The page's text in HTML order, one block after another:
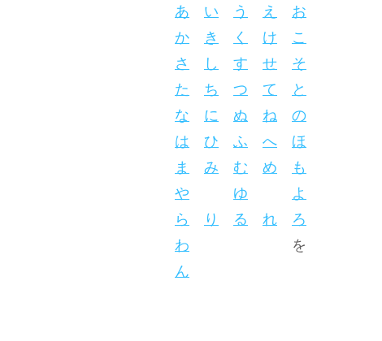
あ い う え お
か き く け こ
さ し す せ そ
た ち つ て と
な に ぬ ね の
は ひ ふ へ ほ
ま み む め も
や
ゆ
よ
ら り る れ ろ
わ を
ん